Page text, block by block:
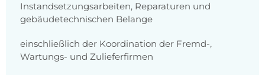
Instandsetzungsarbeiten, Reparaturen und
gebäudetechnischen Belange
einschließlich der Koordination der Fremd-,
Wartungs- und Zulieferfirmen